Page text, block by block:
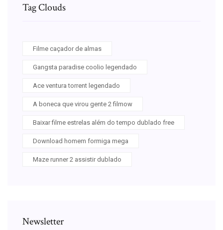
Tag Clouds
Filme caçador de almas
Gangsta paradise coolio legendado
Ace ventura torrent legendado
A boneca que virou gente 2 filmow
Baixar filme estrelas além do tempo dublado free
Download homem formiga mega
Maze runner 2 assistir dublado
Newsletter